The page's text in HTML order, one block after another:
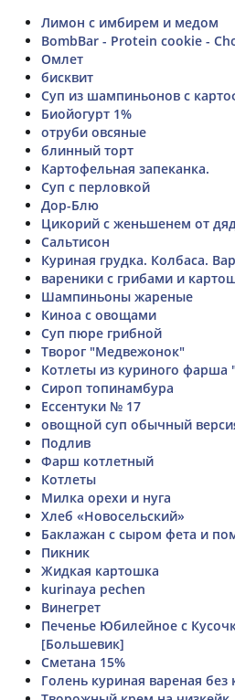
Лимон с имбирем и медом
BombBar - Protein cookie -
Омлет
бисквит
Суп из шампиньонов с
Биойогурт 1%
отруби овсяные
блинный торт
Картофельная запеканка.
Суп с перловкой
Дор-Блю
Цикорий с женьшенем от
Сальтисон
Куриная грудка. Колбаса.
вареники с грибами и
Шампиньоны жареные
Киноа с овощами
Cуп пюре грибной
Творог "Медвежонок"
Котлеты из куриного фарша
Сироп топинамбура
Ессентуки № 17
овощной суп обычный
Подлив
Фарш котлетный
Котлеты
Милка орехи и нуга
Хлеб «Новосельский»
Баклажан с сыром фета и
Пикник
Жидкая картошка
kurinaya pechen
Винегрет
Печенье Юбилейное с
[Большевик]
Сметана 15%
Голень куриная вареная без